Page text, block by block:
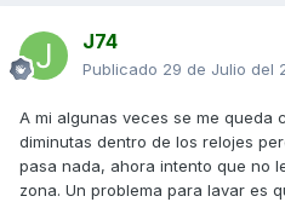
J74
Publicado 29 de Julio del
A mi algunas veces se me queda
diminutas dentro de los relojes
pasa nada, ahora intento que no
zona. Un problema para lavar es